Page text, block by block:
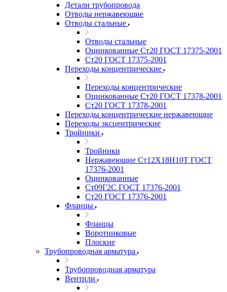
Детали трубопровода
Отводы нержавеющие
Отводы стальные
Отводы стальные
Оцинкованные Ст20 ГОСТ 17375-2001
Ст20 ГОСТ 17375-2001
Переходы концентрические
Переходы концентрические
Оцинкованные Ст20 ГОСТ 17378-2001
Ст20 ГОСТ 17378-2001
Переходы концентрические нержавеющие
Переходы эксцентрические
Тройники
Тройники
Нержавеющие Ст12Х18Н10Т ГОСТ
17376-2001
Оцинкованные
Ст09Г2С ГОСТ 17376-2001
Ст20 ГОСТ 17376-2001
Фланцы
Фланцы
Воротниковые
Плоские
Трубопроводная арматура
Трубопроводная арматура
Вентили